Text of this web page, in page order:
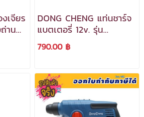
งเจียร
าน
ม
DONG CHENG แท่นชาร์จ
แบตเตอรี่ 12v. รุ่น
FFCL12-4 กระแสไฟจ่าย
ออก 3 แอมป์ ***สามารถ
790.00 ฿